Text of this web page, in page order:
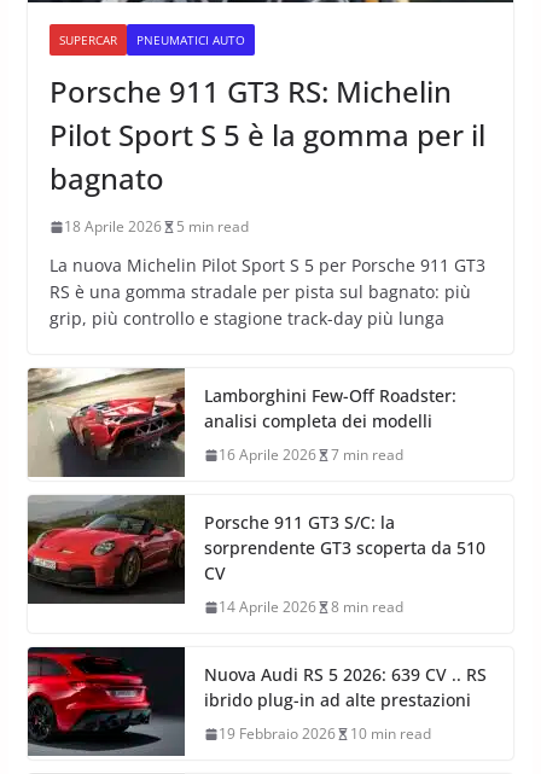
SUPERCAR PNEUMATICI AUTO
Porsche 911 GT3 RS: Michelin
Pilot Sport S 5 è la gomma per il
bagnato
18 Aprile 2026 5 min read
La nuova Michelin Pilot Sport S 5 per Porsche 911 GT3
RS è una gomma stradale per pista sul bagnato: più
grip, più controllo e stagione track-day più lunga
Lamborghini Few-Off Roadster:
analisi completa dei modelli
16 Aprile 2026 7 min read
Porsche 911 GT3 S/C: la
sorprendente GT3 scoperta da 510
CV
14 Aprile 2026 8 min read
Nuova Audi RS 5 2026: 639 CV .. RS
ibrido plug-in ad alte prestazioni
19 Febbraio 2026 10 min read